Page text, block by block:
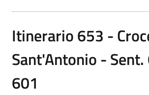
Itinerario 653 -
Sant'Antonio - Sent.
601